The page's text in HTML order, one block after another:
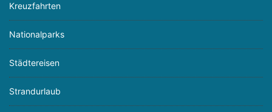
Kreuzfahrten
Nationalparks
Städtereisen
Strandurlaub